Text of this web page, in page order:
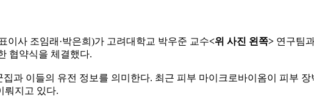
사 조임래·박은희)가 고려대학교 박우준 교수<위 사진 왼쪽> 연구팀
협약식을 체결했다.
과 이들의 유전 정보를 의미한다. 최근 피부 마이크로바이옴이 피부
뤄지고 있다.